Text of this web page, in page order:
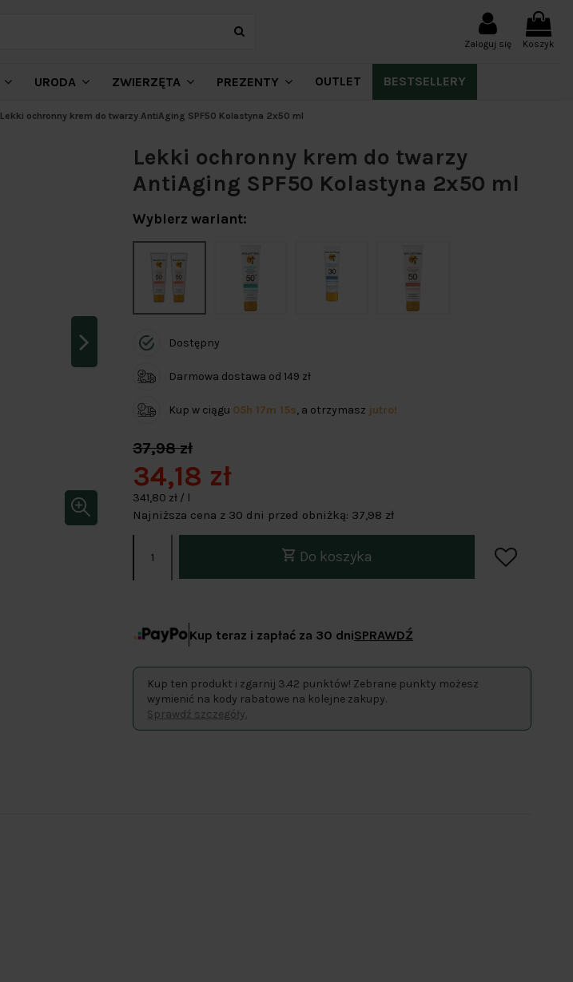
Zaloguj się Koszyk
URODA ZWIERZĘTA PREZENTY OUTLET BESTSELLERY
Lekki ochronny krem do twarzy AntiAging SPF50 Kolastyna 2x50 ml
Lekki ochronny krem do twarzy
AntiAging SPF50 Kolastyna 2x50 ml
Wybierz wariant:
Dostępny
Darmowa dostawa od 149 zł
Kup w ciągu 05h 17m 15s, a otrzymasz jutro!
37,98 zł
34,18 zł
341,80 zł / l
Najniższa cena z 30 dni przed obniżką: 37,98 zł
Do koszyka
Kup teraz i zapłać za 30 dniSPRAWDŹ
Kup ten produkt i zgarnij 3.42 punktów! Zebrane punkty możesz
wymienić na kody rabatowe na kolejne zakupy.
Sprawdź szczegóły.